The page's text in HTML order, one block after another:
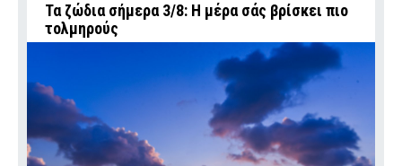
Τα ζώδια σήμερα 3/8: Η μέρα σάς βρίσκει πιο
τολμηρούς